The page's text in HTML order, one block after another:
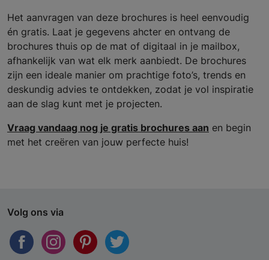
Het aanvragen van deze brochures is heel eenvoudig
én gratis. Laat je gegevens ahcter en ontvang de
brochures thuis op de mat of digitaal in je mailbox,
afhankelijk van wat elk merk aanbiedt. De brochures
zijn een ideale manier om prachtige foto’s, trends en
deskundig advies te ontdekken, zodat je vol inspiratie
aan de slag kunt met je projecten.
Vraag vandaag nog je gratis brochures aan en begin
met het creëren van jouw perfecte huis!
Volg ons via